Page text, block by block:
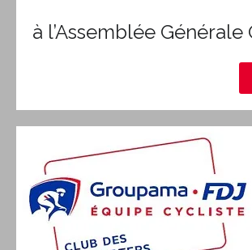
à l’Assemblée Générale